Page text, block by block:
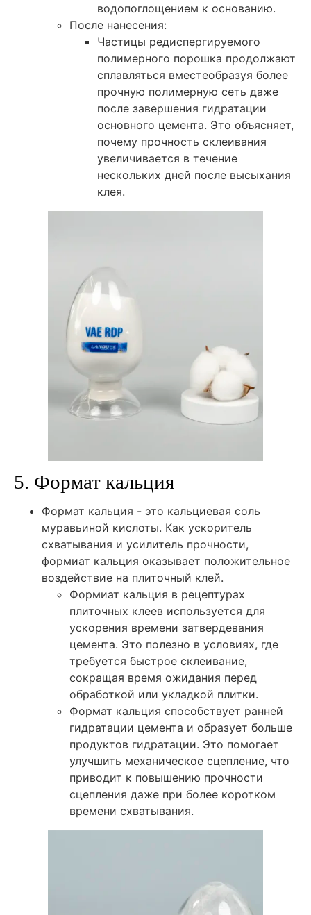
водопоглощением к основанию.
После нанесения:
Частицы редиспергируемого
полимерного порошка продолжают
сплавляться вместеобразуя более
прочную полимерную сеть даже
после завершения гидратации
основного цемента. Это объясняет,
почему прочность склеивания
увеличивается в течение
нескольких дней после высыхания
клея.
5. Формат кальция
Формат кальция - это кальциевая соль
муравьиной кислоты. Как ускоритель
схватывания и усилитель прочности,
формиат кальция оказывает положительное
воздействие на плиточный клей.
Формиат кальция в рецептурах
плиточных клеев используется для
ускорения времени затвердевания
цемента. Это полезно в условиях, где
требуется быстрое склеивание,
сокращая время ожидания перед
обработкой или укладкой плитки.
Формат кальция способствует ранней
гидратации цемента и образует больше
продуктов гидратации. Это помогает
улучшить механическое сцепление, что
приводит к повышению прочности
сцепления даже при более коротком
времени схватывания.